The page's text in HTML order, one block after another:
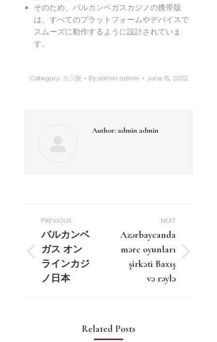
そのため、バルカンベガスカジノの携帯版
は、すべてのプラットフォームやデバイスで
スムーズに動作するように設計されていま
す。
Category: カジ旅 By admin admin June 16, 2022
Author: admin admin
navigation
PREVIOUS
Previous
post:
バルカンベ
ガス オン
ラインカジ
ノ日本
NEXT
Next
post:
Azərbaycanda
mərc oyunları
şirkəti Baxış
və rəylə
Related Posts